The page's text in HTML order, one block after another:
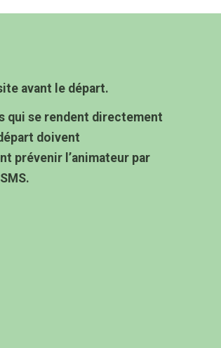
avant le départ.
qui se rendent directement
doivent
prévenir l’animateur par